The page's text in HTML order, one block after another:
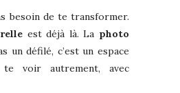
besoin de te transformer.
est déjà là. La photo
un défilé, c’est un espace
voir autrement, avec